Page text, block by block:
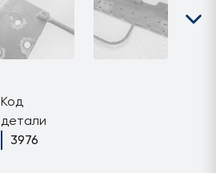
Код
детали
3976